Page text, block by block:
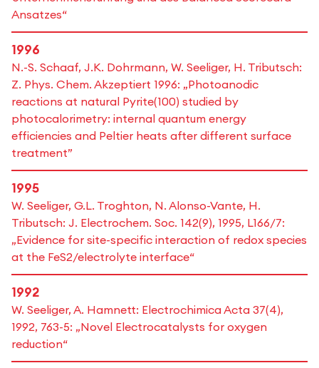
Ansatzes“
1996
N.-S. Schaaf, J.K. Dohrmann, W. Seeliger, H. Tributsch:
Z. Phys. Chem. Akzeptiert 1996: „Photoanodic
reactions at natural Pyrite(100) studied by
photocalorimetry: internal quantum energy
efficiencies and Peltier heats after different surface
treatment”
1995
W. Seeliger, G.L. Troghton, N. Alonso-Vante, H.
Tributsch: J. Electrochem. Soc. 142(9), 1995, L166/7:
„Evidence for site-specific interaction of redox species
at the FeS2/electrolyte interface“
1992
W. Seeliger, A. Hamnett: Electrochimica Acta 37(4),
1992, 763-5: „Novel Electrocatalysts for oxygen
reduction“